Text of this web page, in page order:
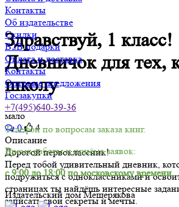
Контакты
Об издательстве
Скидки
B2B подарки
Оплата и доставка
Контакты
Оптовые предложения
Госзакупки
+7(495)640-39-36
Телефон по вопросам заказа книг.
Время работы и приёма заявок:
с 9:00 до 18:00 по московскому времени.
Издательский дом Мещерякова
Здравствуй, 1 класс!
Дневничок для тех,
школу
мало
0
4
Описание
Дорогой первоклассник!
Перед тобой удивительный дневник,
подружиться с одноклассниками и
страницах ты найдёшь интересные
записать свои секреты и мечты.